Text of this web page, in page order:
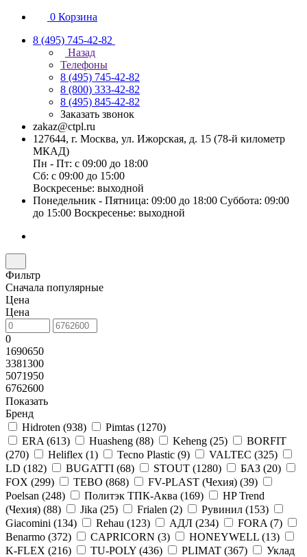
0 Корзина
8 (495) 745-42-82
Назад
Телефоны
8 (495) 745-42-82
8 (800) 333-42-82
8 (495) 845-42-82
Заказать звонок
zakaz@ctpl.ru
127644, г. Москва, ул. Ижорская, д. 15 (78-й километр
МКАД)
Пн - Пт: с 09:00 до 18:00
Сб: с 09:00 до 15:00
Воскресенье: выходной
Понедельник - Пятница: 09:00 до 18:00 Суббота: 09:00
до 15:00 Воскресенье: выходной
Фильтр
Сначала популярные
Цена
Цена
0
1690650
3381300
5071950
6762600
Показать
Бренд
Hidroten (938) Pimtas (1270)
ERA (613) Huasheng (88) Keheng (25)
BORFIT
(270) Heliflex (1) Tecno Plastic (9) VALTEC (325)
LD (182) BUGATTI (68) STOUT (1280) БАЗ (20)
FOX (299) TEBO (868) FV-PLAST (Чехия) (39)
Poelsan (248) Политэк ТПК-Аква (169)
HP Trend
(Чехия) (88) Jika (25) Frialen (2) Рувинил (153)
Giacomini (134) Rehau (123) АДЛ (234) FORA (7)
Benarmo (372) CAPRICORN (3) HONEYWELL (13)
K-FLEX (216) TU-POLY (436) PLIMAT (367)
Уклад